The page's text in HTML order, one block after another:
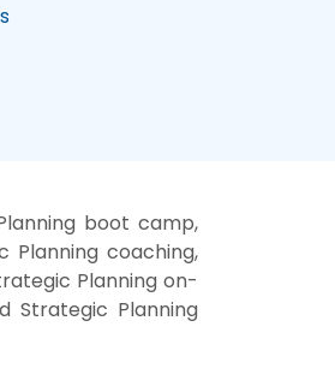
boot camp,
Planning coaching,
Planning on-
Strategic Planning